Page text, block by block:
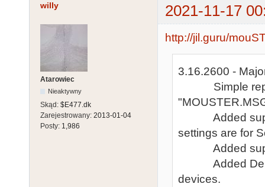
willy 2021-11-17
Atarowiec
Nieaktywny
Skąd: $E477.dk
Zarejestrowany: 2013-01-04
Posty: 1,986
http://jil.guru/
3.16.2600 -
Simple
Added
settings are for
Added
Added Debug
devices.